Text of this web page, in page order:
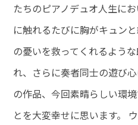
たちのピアノデュオ人生に
に触れるたびに胸がキュン
の憂いを救ってくれるよう
れ、さらに奏者同士の遊び
の作品、今回素晴らしい環
とを大変幸せに思います。